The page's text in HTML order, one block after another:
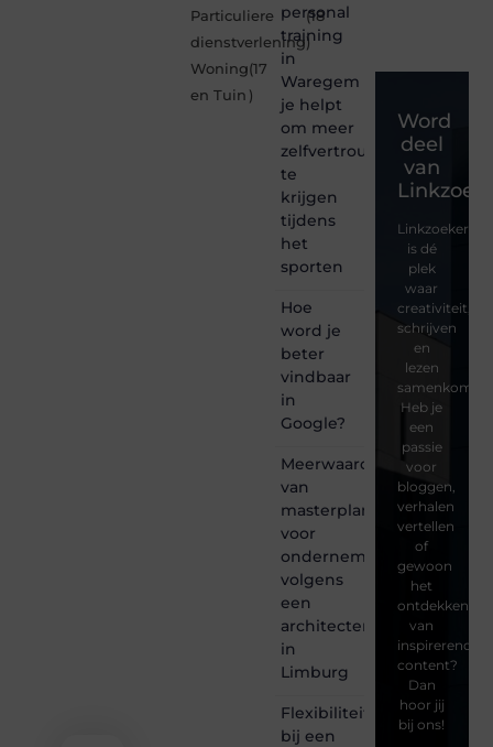
Particuliere
dienstverlening
(18
)
Woning
en Tuin
(17
)
personal
training
in
Waregem
je helpt
om meer
zelfvertrouwen
te
krijgen
tijdens
het
sporten
Hoe
word je
beter
vindbaar
in
Google?
Meerwaarde
van
masterplanning
voor
ondernemingen
volgens
een
architectenbureau
in
Limburg
Flexibiliteit
bij een
Word
deel
van
is dé
plek
waar
creativiteit,
schrijven
en
lezen
samenkomen.
Heb je
een
passie
voor
bloggen,
verhalen
vertellen
of
gewoon
het
ontdekken
van
inspirerende
content?
Dan
hoor jij
bij ons!